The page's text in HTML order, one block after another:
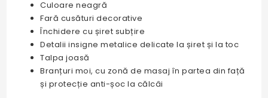
Culoare neagră
Fară cusături decorative
Închidere cu șiret subțire
Detalii insigne metalice delicate la șiret și la toc
Talpa joasă
Branțuri moi, cu zonă de masaj în partea din față
și protecție anti-șoc la călcâi